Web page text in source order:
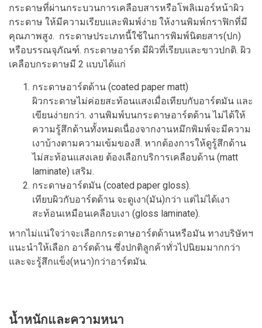
กระดาษที่ผ่านกระบวนการเคลือบสารหรือโพลิเมอร์หน้าผิว
กระดาษ ให้มีความเรียบและพิมพ์ง่าย ให้งานพิมพ์กราฟิกที่มี
คุณภาพสูง. กระดาษประเภทนี้ใช้ในการพิมพ์นิตยสาร(ปก)
หรือบรรณจุภัณฑ์. กระดาษอาร์ต มีผิวที่เรียบและขาวปกติ. ผิว
เคลือบกระดาษมี 2 แบบได้แก่
กระดาษอาร์ตด้าน (coated paper matt)
ผิวกระดาษไม่ค่อยสะท้อนแสงเมื่อเทียบกับอาร์ตมัน และ
เขียนง่ายกว่า. งานพิมพ์บนกระดาษอาร์ตด้าน ไม่ได้ให้
ความรู้สึกด้านทั้งหมดเนื่องจากงานหมึกพิมพ์จะมีความ
เงาบ้างตามความเข้มของสี. หากต้องการให้ดูรู้สึกด้าน
ไม่สะท้อนแสงเลย ต้องเลือกบริการเคลือบด้าน (matt
laminate) เสริม.
กระดาษอาร์ตมัน (coated paper gloss).
เทียบผิวกับอาร์ตด้าน จะดูเงา(มัน)กว่า แต่ไม่ได้เงา
สะท้อนเหมือนเคลือบเงา (gloss laminate).
หากไม่แน่ใจว่าจะเลือกกระดาษอาร์ตด้านหรือมัน ทางบริษัทฯ
แนะนำให้เลือก อาร์ตด้าน ซึ่งปกติลูกค้าทั่วไปนิยมมากกว่า
และจะรู้สึกแข็ง(หนา)กว่าอาร์ตมัน.
น้ำหนักและความหนา